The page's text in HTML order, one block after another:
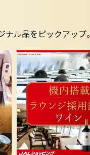
ル品をピックアップ。